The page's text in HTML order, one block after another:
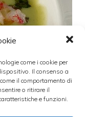
come i cookie per
Il consenso a
il comportamento di
o ritirare il
e funzioni.